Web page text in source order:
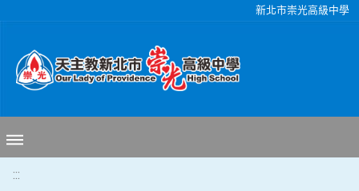
新北市崇光高級中學
:::